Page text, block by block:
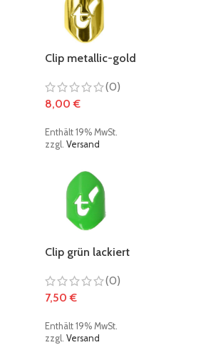
Clip metallic-gold
(0)
8,00€
Enthält 19% MwSt.
zzgl. Versand
Clip grün lackiert
(0)
7,50€
Enthält 19% MwSt.
zzgl. Versand